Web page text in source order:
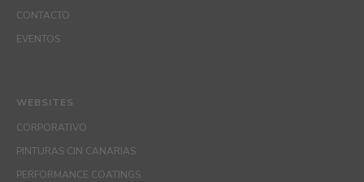
CONTACTO
EVENTOS
WEBSITES
CORPORATIVO
PINTURAS CIN CANARIAS
PERFORMANCE COATINGS